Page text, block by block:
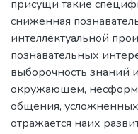
присущи такие
сниженная
интеллектуальной
познавательных
выборочность знаний
окружающем,
общения, усложненных
отражается наих